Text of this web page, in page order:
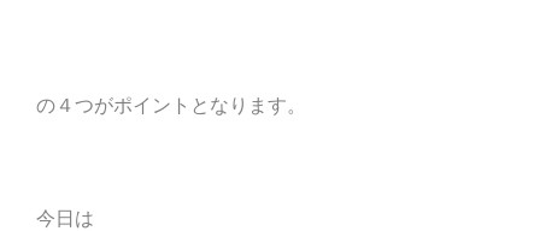
の４つがポイントとなります。
今日は